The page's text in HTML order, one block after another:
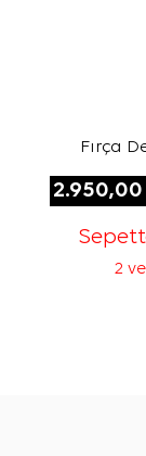
Fırça
2.950,00
2